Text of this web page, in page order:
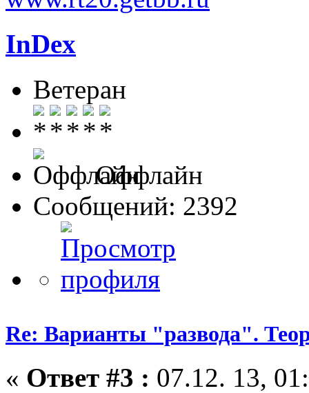
InDex
Ветеран
Оффлайн
Сообщений: 2392
Re: Варианты "развода".
« Ответ #3 : 07.12. 13,